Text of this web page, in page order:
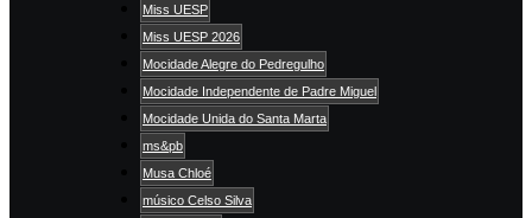
Miss UESP
Miss UESP 2026
Mocidade Alegre do Pedregulho
Mocidade Independente de Padre Miguel
Mocidade Unida do Santa Marta
ms&pb
Musa Chloé
músico Celso Silva